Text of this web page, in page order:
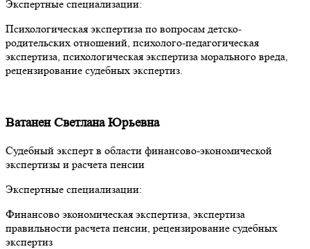
Экспертные специализации:
Психологическая экспертиза по вопросам детско-
родительских отношений, психолого-педагогическая
экспертиза, психологическая экспертиза морального вреда,
рецензирование судебных экспертиз.
Ватанен Светлана Юрьевна
Судебный эксперт в области финансово-экономической
экспертизы и расчета пенсии
Экспертные специализации:
Финансово экономическая экспертиза, экспертиза
правильности расчета пенсии, рецензирование судебных
экспертиз